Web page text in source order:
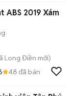
ABS 2019 Xám
Long Điền mới)
48 đã bán